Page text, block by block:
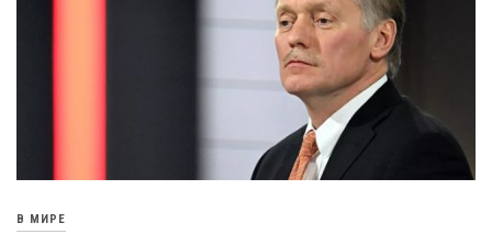
В МИРЕ